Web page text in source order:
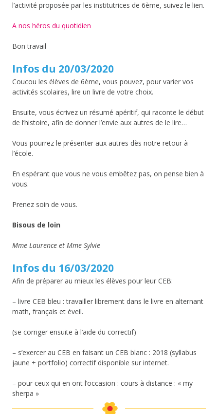
l’activité proposée par les institutrices de 6ème, suivez le lien.
A nos héros du quotidien
Bon travail
Infos du 20/03/2020
Coucou les élèves de 6ème, vous pouvez, pour varier vos
activités scolaires, lire un livre de votre choix.
Ensuite, vous écrivez un résumé apéritif, qui raconte le début
de l’histoire, afin de donner l’envie aux autres de le lire…
Vous pourrez le présenter aux autres dès notre retour à
l’école.
En espérant que vous ne vous embêtez pas, on pense bien à
vous.
Prenez soin de vous.
Bisous de loin
Mme Laurence et Mme Sylvie
Infos du 16/03/2020
Afin de préparer au mieux les élèves pour leur CEB:
– livre CEB bleu : travailler librement dans le livre en alternant
math, français et éveil.
(se corriger ensuite à l’aide du correctif)
– s’exercer au CEB en faisant un CEB blanc : 2018 (syllabus
jaune + portfolio) correctif disponible sur internet.
– pour ceux qui en ont l’occasion : cours à distance : « my
sherpa »